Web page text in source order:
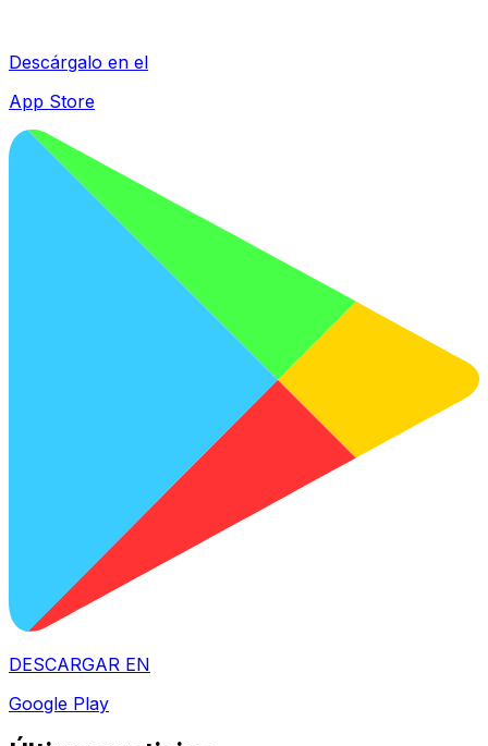
Descárgalo en el
App Store
DESCARGAR EN
Google Play